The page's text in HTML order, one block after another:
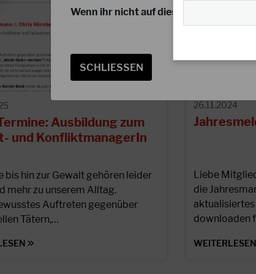
Ausbildung zum
und KonfliktmanagerIn
bis hin zur Gewalt gehören leider
mehr zu unserem Alltag.
Auftreten gegenüber
Tätern,…
26.11.2024
Liebe
die
downloaden
WEITERLESEN
Wenn ihr nicht auf dieser Liste steht, ist
SCHLIESSEN